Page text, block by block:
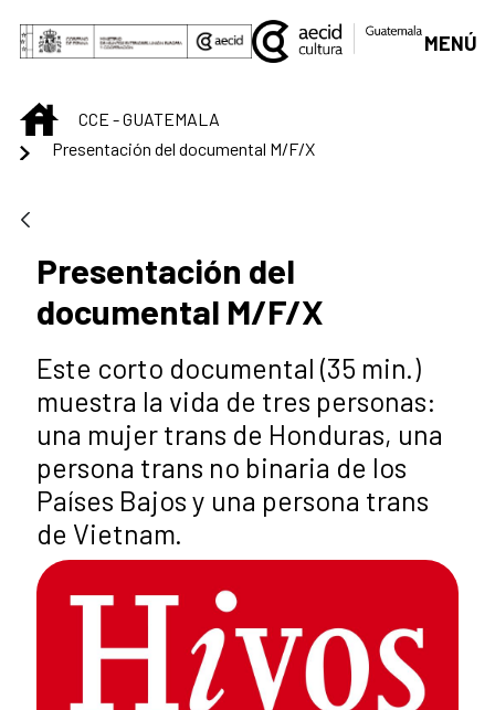
Saltar al contenido principal
MENÚ
INICIOCCE - GUATEMALA
Presentación del documental M/F/X
Presentación del
documental M/F/X
Este corto documental (35 min.)
muestra la vida de tres personas:
una mujer trans de Honduras, una
persona trans no binaria de los
Países Bajos y una persona trans
de Vietnam.